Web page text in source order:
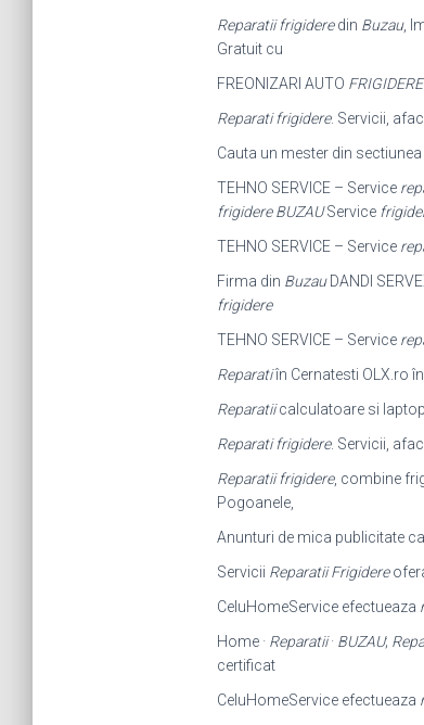
Reparatii frigideredin Buzau,
Gratuit cu
FREONIZARI AUTO FRIGIDERE
Reparati frigidere. Servicii,
Cauta un mester din sectiunea
TEHNO SERVICE – Service
frigidere BUZAUService
TEHNO SERVICE – Service
Firma din BuzauDANDI
frigidere
TEHNO SERVICE – Service
Reparatiîn Cernatesti OLX.ro
Reparatiicalculatoare si
Reparati frigidere. Servicii,
Reparatii frigidere, combine
Pogoanele,
Anunturi de mica publicitate
Servicii Reparatii Frigidere
CeluHomeService efectueaza
Home · Reparatii· BUZAU;
certificat
CeluHomeService efectueaza